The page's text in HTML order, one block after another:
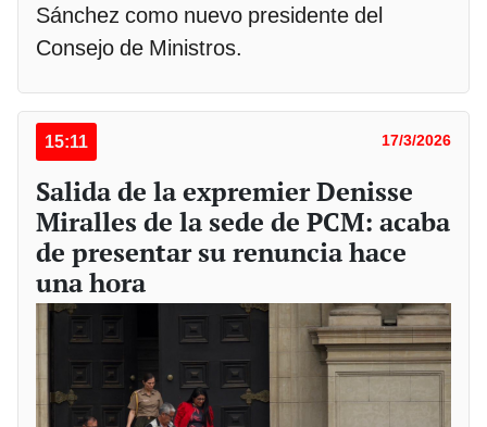
Sánchez como nuevo presidente del
Consejo de Ministros.
15:11 17/3/2026
Salida de la expremier Denisse
Miralles de la sede de PCM: acaba
de presentar su renuncia hace
una hora